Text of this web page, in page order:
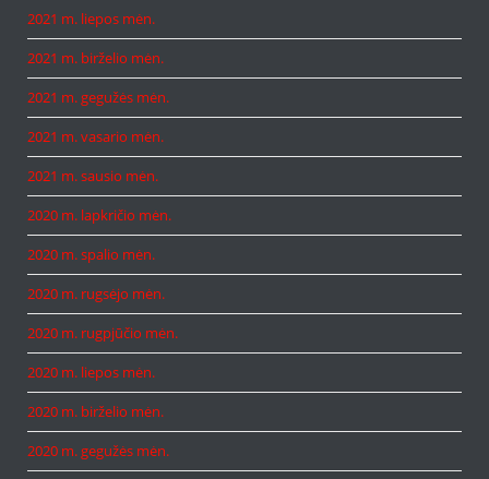
2021 m. liepos mėn.
2021 m. birželio mėn.
2021 m. gegužės mėn.
2021 m. vasario mėn.
2021 m. sausio mėn.
2020 m. lapkričio mėn.
2020 m. spalio mėn.
2020 m. rugsėjo mėn.
2020 m. rugpjūčio mėn.
2020 m. liepos mėn.
2020 m. birželio mėn.
2020 m. gegužės mėn.